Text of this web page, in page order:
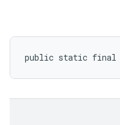
public static final